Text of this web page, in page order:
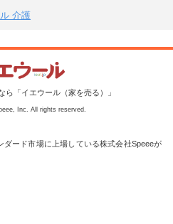
介護
ら「イエウール（家を売る）」
Inc. All rights reserved.
ダード市場に上場している株式会社Speeeが